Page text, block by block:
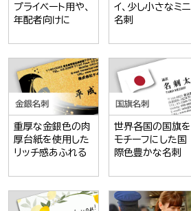
プライベート用や、
年配者向けに
イ、少し小さなミニ
名刺
重厚な金銀色の肉
厚台紙を使用した
リッチ感あふれる
世界各国の国旗を
モチーフにした国
際色豊かな名刺